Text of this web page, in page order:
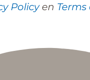
Policyen Terms